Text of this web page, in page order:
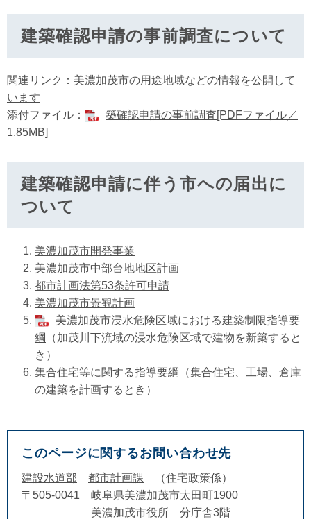
建築確認申請の事前調査について
関連リンク： 美濃加茂市の用途地域などの情報を公開して
います
添付ファイル：
築確認申請の事前調査[PDFファイル／
1.85MB]
建築確認申請に伴う市への届出に
ついて
美濃加茂市開発事業
美濃加茂市中部台地地区計画
都市計画法第53条許可申請
美濃加茂市景観計画
美濃加茂市浸水危険区域における建築制限指導要
綱
（加茂川下流域の浸水危険区域で建物を新築すると
き）
集合住宅等に関する指導要綱
（集合住宅、工場、倉庫
の建築を計画するとき）
このページに関するお問い合わせ先
建設水道部 都市計画課
住宅政策係
〒505-0041
岐阜県美濃加茂市太田町1900
美濃加茂市役所 分庁舎3階